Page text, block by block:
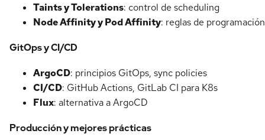
Taints y Tolerations: control de scheduling
Node Affinity y Pod Affinity: reglas de programación
GitOps y CI/CD
ArgoCD: principios GitOps, sync policies
CI/CD: GitHub Actions, GitLab CI para K8s
Flux: alternativa a ArgoCD
Producción y mejores prácticas